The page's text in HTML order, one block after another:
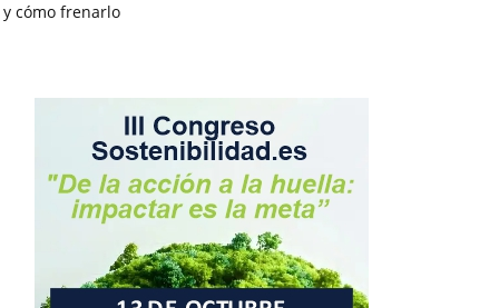
y cómo frenarlo